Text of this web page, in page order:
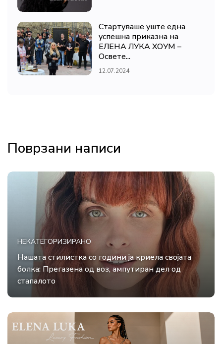
Стартуваше уште една
успешна приказна на
ЕЛЕНА ЛУКА ХОУМ –
Освете...
12.07.2024
Поврзани написи
НЕКАТЕГОРИЗИРАНО
Нашата стилистка со години ја криела својата
болка: Прегазена од воз, ампутиран дел од
стапалото